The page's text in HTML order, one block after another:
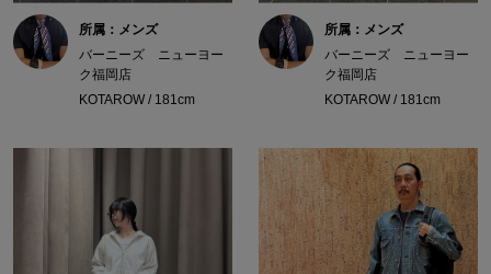
所属：メンズ
バーニーズ ニューヨー
ク福岡店
KOTAROW / 181cm
所属：メンズ
バーニーズ ニューヨー
ク福岡店
KOTAROW / 181cm